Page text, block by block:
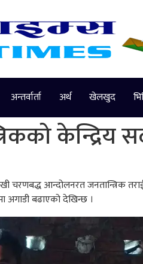
अन्तर्वार्ता अर्थ खेलखुद
केन्द्रिय
आन्दोलनरत जनतान्त्रिक तराई
अगाडी बढाएको देखिन्छ ।